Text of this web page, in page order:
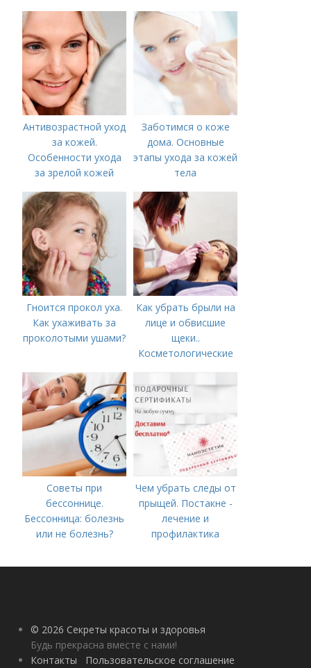
Антивозрастной уход
за кожей.
Особенности ухода
за зрелой кожей
Заботимся о коже
дома. Основные
этапы ухода за кожей
тела
Гноится прокол уха.
Как ухаживать за
проколотыми ушами?
Как убрать брыли на
лице и обвисшие
щеки..
Косметологические
Советы при
бессоннице.
Бессонница: болезнь
или не болезнь?
Чем убрать следы от
прыщей. Постакне -
лечение и
профилактика
© 2026 Секреты красоты и здоровья
Будь прекрасна вместе с нами!
Контакты
Пользовательское соглашение